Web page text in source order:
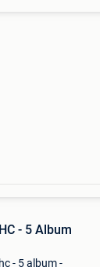
- 5 Album
- 5 album -